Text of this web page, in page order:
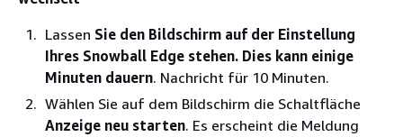
Lassen Sie den Bildschirm auf der Einstellung
Ihres Snowball Edge stehen. Dies kann einige
Minuten dauern. Nachricht für 10 Minuten.
Wählen Sie auf dem Bildschirm die Schaltfläche
Anzeige neu starten. Es erscheint die Meldung